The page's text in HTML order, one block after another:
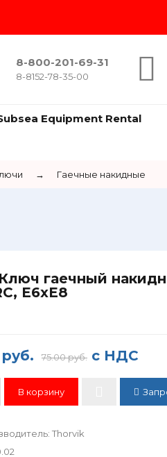
8-800-201-69-31
8-8152-78-35-00
Equipment Rental
→ Гаечные накидные
гаечный
Е6хЕ8
75.00 руб. с НДС
: Thorvik